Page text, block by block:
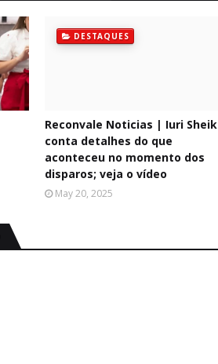
DESTAQUES
Reconvale Noticias | Iuri Sheik
conta detalhes do que
aconteceu no momento dos
disparos; veja o vídeo
May 20, 2025